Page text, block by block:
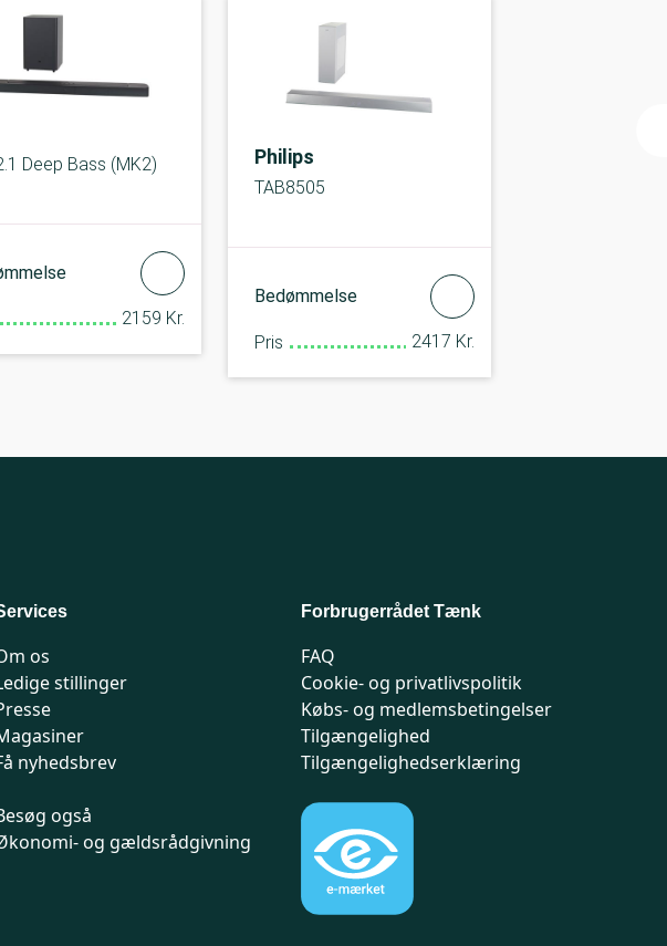
Deep Bass (MK2)
2159 Kr.
Philips
TAB8505
Bedømmelse
Pris 2417 Kr.
os
stillinger
nyhedsbrev
også
og gældsrådgivning
Forbrugerrådet Tænk
FAQ
Cookie- og privatlivspolitik
Købs- og medlemsbetingelser
Tilgængelighed
Tilgængelighedserklæring